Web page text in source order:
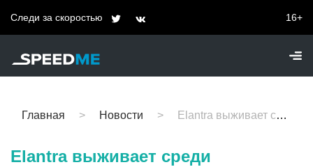
Следи за скоростью 16+
Главная Новости Elantra выживает среди кроссоверов: Hyundai готовит новое поколение
Elantra выживает среди